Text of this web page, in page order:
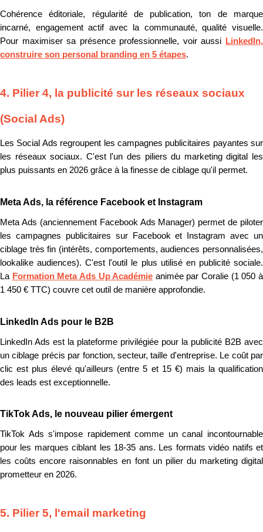
Cohérence éditoriale, régularité de publication, ton de marque
incarné, engagement actif avec la communauté, qualité visuelle.
Pour maximiser sa présence professionnelle, voir aussi
LinkedIn,
construire son personal branding en 5 étapes.
4. Pilier 4, la publicité sur les réseaux sociaux
(Social Ads)
Les Social Ads regroupent les campagnes publicitaires payantes sur
les réseaux sociaux. C'est l'un des piliers du marketing digital les
plus puissants en 2026 grâce à la finesse de ciblage qu'il permet.
Meta Ads, la référence Facebook et Instagram
Meta Ads (anciennement Facebook Ads Manager) permet de piloter
les campagnes publicitaires sur Facebook et Instagram avec un
ciblage très fin (intérêts, comportements, audiences personnalisées,
lookalike audiences). C'est l'outil le plus utilisé en publicité sociale.
La Formation Meta Ads Up Académie animée par Coralie (1 050 à
1 450 € TTC) couvre cet outil de manière approfondie.
LinkedIn Ads pour le B2B
LinkedIn Ads est la plateforme privilégiée pour la publicité B2B avec
un ciblage précis par fonction, secteur, taille d'entreprise. Le coût par
clic est plus élevé qu'ailleurs (entre 5 et 15 €) mais la qualification
des leads est exceptionnelle.
TikTok Ads, le nouveau pilier émergent
TikTok Ads s'impose rapidement comme un canal incontournable
pour les marques ciblant les 18-35 ans. Les formats vidéo natifs et
les coûts encore raisonnables en font un pilier du marketing digital
prometteur en 2026.
5. Pilier 5, l'email marketing